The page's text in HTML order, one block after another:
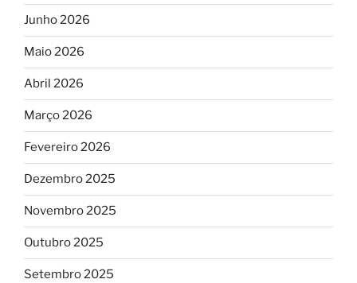
Junho 2026
Maio 2026
Abril 2026
Março 2026
Fevereiro 2026
Dezembro 2025
Novembro 2025
Outubro 2025
Setembro 2025